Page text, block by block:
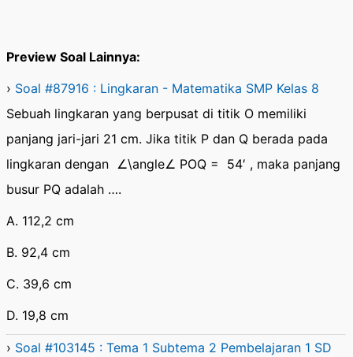
Preview Soal Lainnya:
› Soal #87916 : Lingkaran - Matematika SMP Kelas 8
Sebuah lingkaran yang berpusat di titik O memiliki
panjang jari-jari 21 cm. Jika titik P dan Q berada pada
lingkaran dengan ∠\angle∠ POQ = 54′ , maka panjang
busur PQ adalah ….
A. 112,2 cm
B. 92,4 cm
C. 39,6 cm
D. 19,8 cm
› Soal #103145 : Tema 1 Subtema 2 Pembelajaran 1 SD